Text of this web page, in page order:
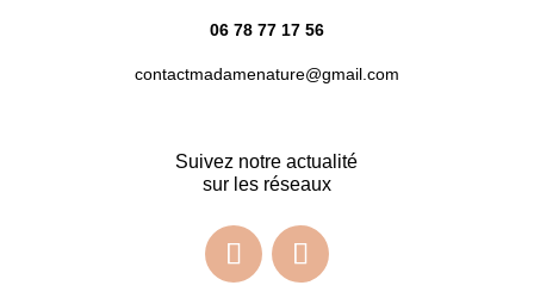
06 78 77 17 56
contactmadamenature@gmail.com
Suivez notre actualité
sur les réseaux